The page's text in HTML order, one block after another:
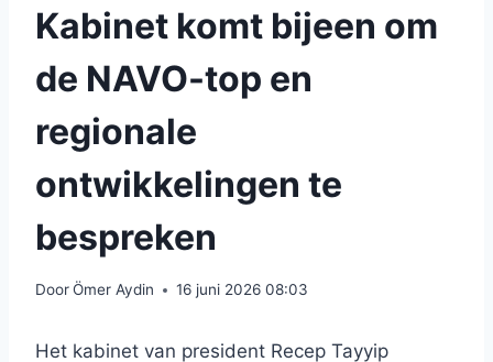
Kabinet komt bijeen om
de NAVO-top en
regionale
ontwikkelingen te
bespreken
DoorÖmer Aydin 16 juni 2026 08:03
Het kabinet van president Recep Tayyip